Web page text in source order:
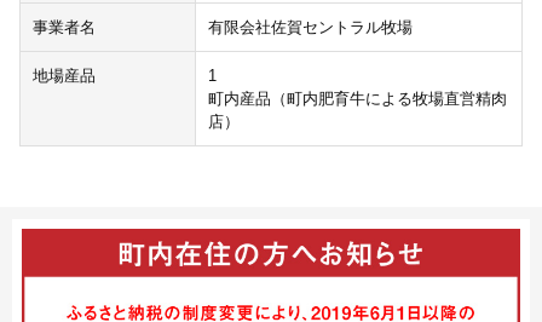
事業者名 有限会社佐賀セントラル牧場
地場産品
1
町内産品（町内肥育牛による牧場直営精肉
店）